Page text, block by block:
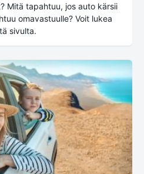
Mitä tapahtuu, jos auto kärsii
omavastuulle? Voit lukea
sivulta.